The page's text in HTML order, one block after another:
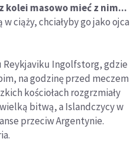
kolei masowo mieć z nim...
ciąży, chciałyby go jako ojca
Reykjaviku Ingolfstorg, gdzie
na godzinę przed meczem
kościołach rozgrzmiały
bitwą, a Islandczycy w
przeciw Argentynie.